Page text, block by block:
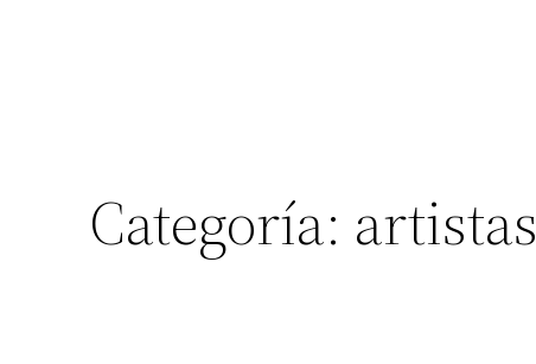
Categoría: artistas